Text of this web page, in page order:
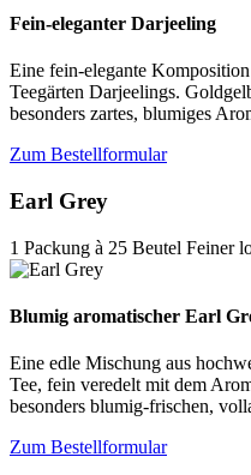
Fein-eleganter Darjeeling
Eine fein-elegante Komposition
Teegärten Darjeelings.
besonders zartes, blumiges
Zum Bestellformular
Earl Grey
1 Packung à 25 Beutel Feiner
Blumig aromatischer Earl
Eine edle Mischung aus
Tee, fein veredelt mit dem
besonders blumig-frischen,
Zum Bestellformular